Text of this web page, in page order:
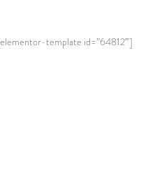
template id=”64812″]